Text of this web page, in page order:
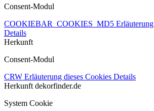
Consent-Modul
COOKIEBAR_COOKIES_MD5
Details
Herkunft
Consent-Modul
CRW Erläuterung dieses Cookies Details
Herkunft dekorfinder.de
System Cookie